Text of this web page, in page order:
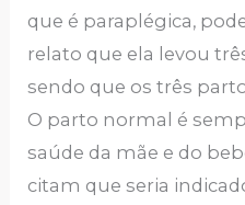
que é paraplégica,
relato que ela levou
sendo que os três
O parto normal é
saúde da mãe e do
citam que seria